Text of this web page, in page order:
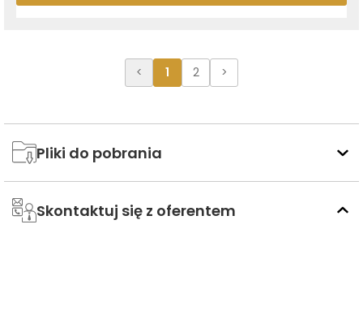
< 1 2 >
Pliki do pobrania
Skontaktuj się z oferentem